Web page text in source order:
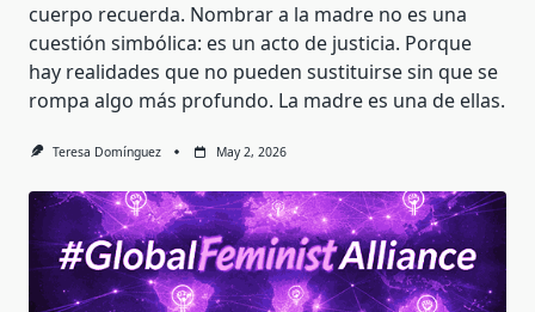
cuerpo recuerda. Nombrar a la madre no es una
cuestión simbólica: es un acto de justicia. Porque
hay realidades que no pueden sustituirse sin que se
rompa algo más profundo. La madre es una de ellas.
Teresa Domínguez May 2, 2026